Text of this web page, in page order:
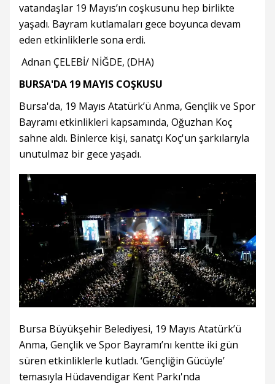
vatandaşlar 19 Mayıs’ın coşkusunu hep birlikte
yaşadı. Bayram kutlamaları gece boyunca devam
eden etkinliklerle sona erdi.
Adnan ÇELEBİ/ NİĞDE, (DHA)
BURSA'DA 19 MAYIS COŞKUSU
Bursa'da, 19 Mayıs Atatürk’ü Anma, Gençlik ve Spor
Bayramı etkinlikleri kapsamında, Oğuzhan Koç
sahne aldı. Binlerce kişi, sanatçı Koç'un şarkılarıyla
unutulmaz bir gece yaşadı.
Bursa Büyükşehir Belediyesi, 19 Mayıs Atatürk’ü
Anma, Gençlik ve Spor Bayramı’nı kentte iki gün
süren etkinliklerle kutladı. ‘Gençliğin Gücüyle’
temasıyla Hüdavendigar Kent Parkı'nda